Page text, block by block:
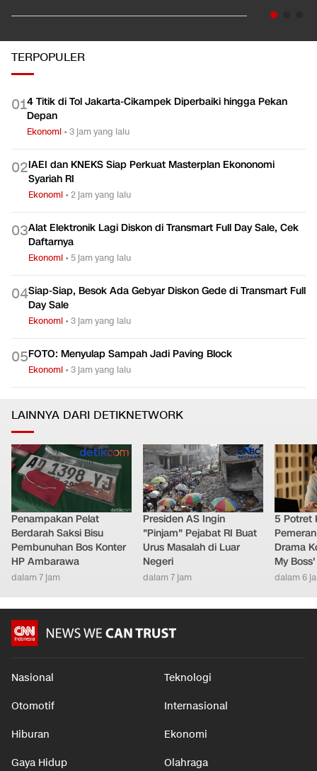
TERPOPULER
014 Titik di Tol Jakarta-Cikampek Diperbaiki hingga Pekan
Depan
Ekonomi •3 jam yang lalu
02IAEI dan KNEKS Siap Perkuat Masterplan Ekononomi
Syariah RI
Ekonomi •2 jam yang lalu
03Alat Elektronik Lagi Diskon di Transmart Full Day Sale, Cek
Daftarnya
Ekonomi • 5 jam yang lalu
04Siap-Siap, Besok Ada Gebyar Diskon Gede di Transmart Full
Day Sale
Ekonomi •3 jam yang lalu
05FOTO: Menyulap Sampah Jadi Paving Block
Ekonomi •3 jam yang lalu
LAINNYA DARI DETIKNETWORK
Penampakan Pelat
Berdarah Saksi Bisu
Pembunuhan Bos Konter
HP Ambarawa
dalam 7 jam
Presiden AS Ingin
"Pinjam" Pejabat RI Buat
Urus Masalah di Luar
Negeri
dalam 7 jam
5 Potret
Drama
My Boss'
dalam 6
Nasional Teknologi
Otomotif Internasional
Hiburan Ekonomi
Gaya Hidup Olahraga